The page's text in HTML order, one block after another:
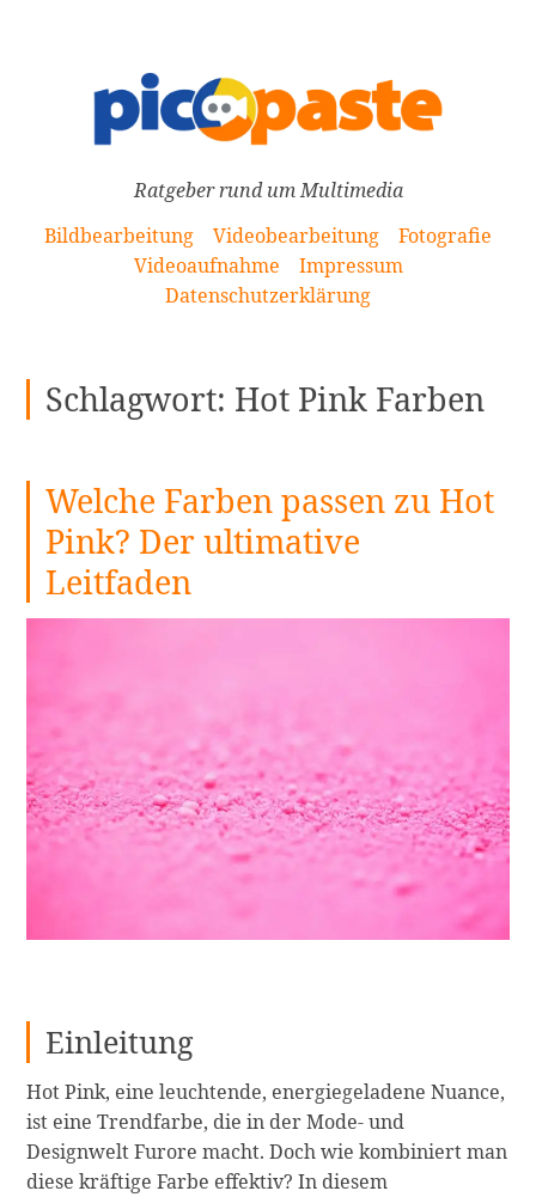
Ratgeber rund um Multimedia
Bildbearbeitung
Videobearbeitung
Fotografie
Videoaufnahme
Impressum
Datenschutzerklärung
Schlagwort: Hot Pink Farben
Welche Farben passen zu Hot
Pink? Der ultimative
Leitfaden
Einleitung
Hot Pink, eine leuchtende, energiegeladene Nuance,
ist eine Trendfarbe, die in der Mode- und
Designwelt Furore macht. Doch wie kombiniert man
diese kräftige Farbe effektiv? In diesem